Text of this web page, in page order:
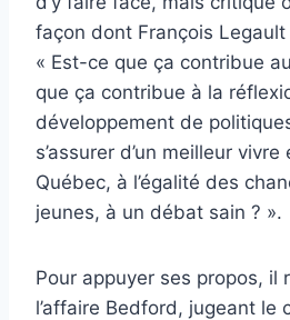
façon dont François
« Est-ce que ça contribue
que ça contribue à la
développement de
s’assurer d’un meilleur
Québec, à l’égalité des
jeunes, à un débat sain ? ».
Pour appuyer ses propos, il
l’affaire Bedford, jugeant le